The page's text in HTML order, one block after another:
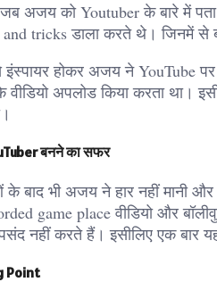
अजय को Youtuber​ के बारे में
tricks डाला करते थे। जिनमें से
इंस्पायर होकर अजय ने YouTube
वीडियो अपलोड किया करता था।
बनने का सफर
बाद भी अजय ने हार नहीं मानी
game place वीडियो और
नहीं करते हैं। इसीलिए एक बार
Point